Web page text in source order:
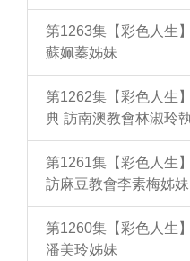
第1263集【彩色人生
蘇姵蓁姊妹
第1262集【彩色人生
典 訪南澳教會林淑玲
第1261集【彩色人生
訪麻豆教會李素梅姊妹
第1260集【彩色人生
潘美玲姊妹